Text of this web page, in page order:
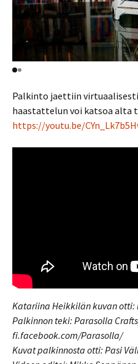
Palkinto jaettiin virtuaalisesti
haastattelun voi katsoa alta
https://youtu.be/
Katariina Heikkilän kuvan otti:
Palkinnon teki: Parasolla
fi.facebook.com/Parasolla/
Kuvat palkinnosta otti: Pasi